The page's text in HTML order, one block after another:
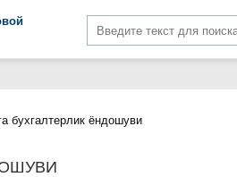
бухгалтерлик ёндошуви